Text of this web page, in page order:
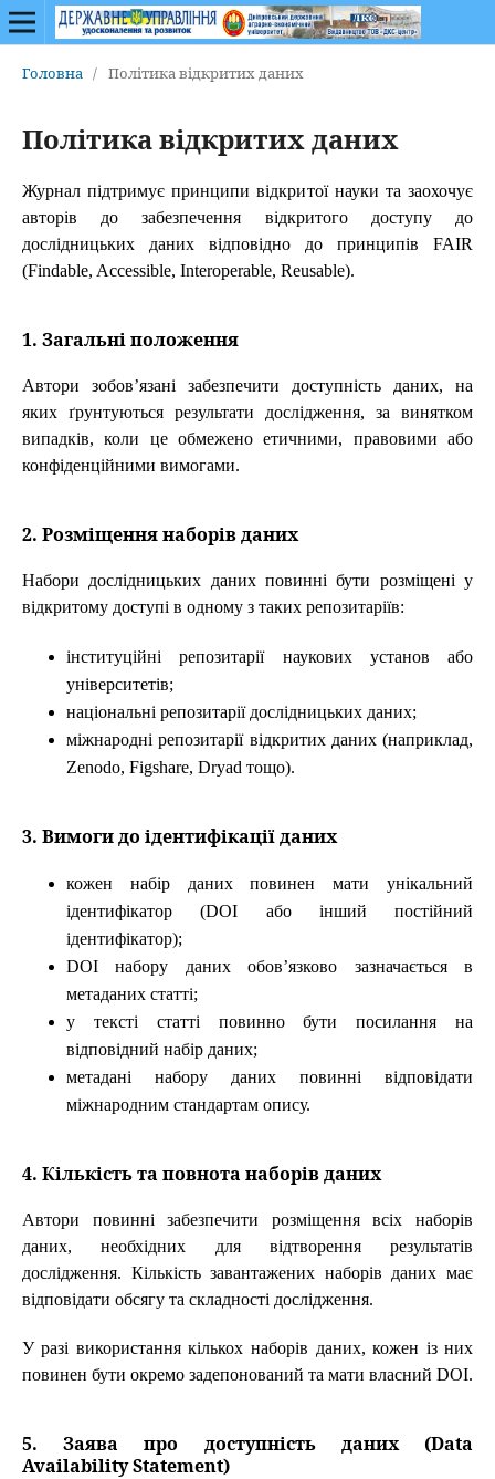
Головна / Політика відкритих даних
Політика відкритих даних
Журнал підтримує принципи відкритої науки та заохочує
авторів до забезпечення відкритого доступу до
дослідницьких даних відповідно до принципів FAIR
(Findable, Accessible, Interoperable, Reusable).
1. Загальні положення
Автори зобов’язані забезпечити доступність даних, на
яких ґрунтуються результати дослідження, за винятком
випадків, коли це обмежено етичними, правовими або
конфіденційними вимогами.
2. Розміщення наборів даних
Набори дослідницьких даних повинні бути розміщені у
відкритому доступі в одному з таких репозитаріїв:
інституційні репозитарії наукових установ або
університетів;
національні репозитарії дослідницьких даних;
міжнародні репозитарії відкритих даних (наприклад,
Zenodo, Figshare, Dryad тощо).
3. Вимоги до ідентифікації даних
кожен набір даних повинен мати унікальний
ідентифікатор (DOI або інший постійний
ідентифікатор);
DOI набору даних обов’язково зазначається в
метаданих статті;
у тексті статті повинно бути посилання на
відповідний набір даних;
метадані набору даних повинні відповідати
міжнародним стандартам опису.
4. Кількість та повнота наборів даних
Автори повинні забезпечити розміщення всіх наборів
даних, необхідних для відтворення результатів
дослідження. Кількість завантажених наборів даних має
відповідати обсягу та складності дослідження.
У разі використання кількох наборів даних, кожен із них
повинен бути окремо задепонований та мати власний DOI.
5. Заява про доступність даних (Data
Availability Statement)